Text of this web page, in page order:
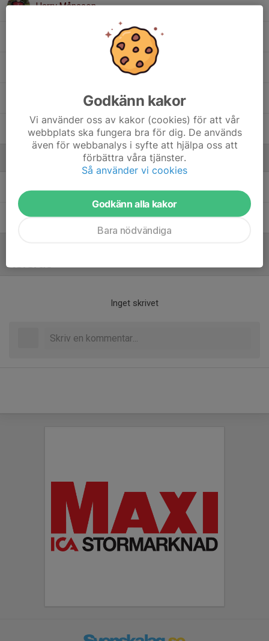
Harry Månsson
Oliver Jansson
Wilhelm Ekdahl
Peter KarlssonTränare
Referat
Inget skrivet
Godkänn kakor
Vi använder oss av kakor (cookies) för att vår
webbplats ska fungera bra för dig. De används
även för webbanalys i syfte att hjälpa oss att
förbättra våra tjänster.
Så använder vi cookies
Godkänn alla kakor
Bara nödvändiga